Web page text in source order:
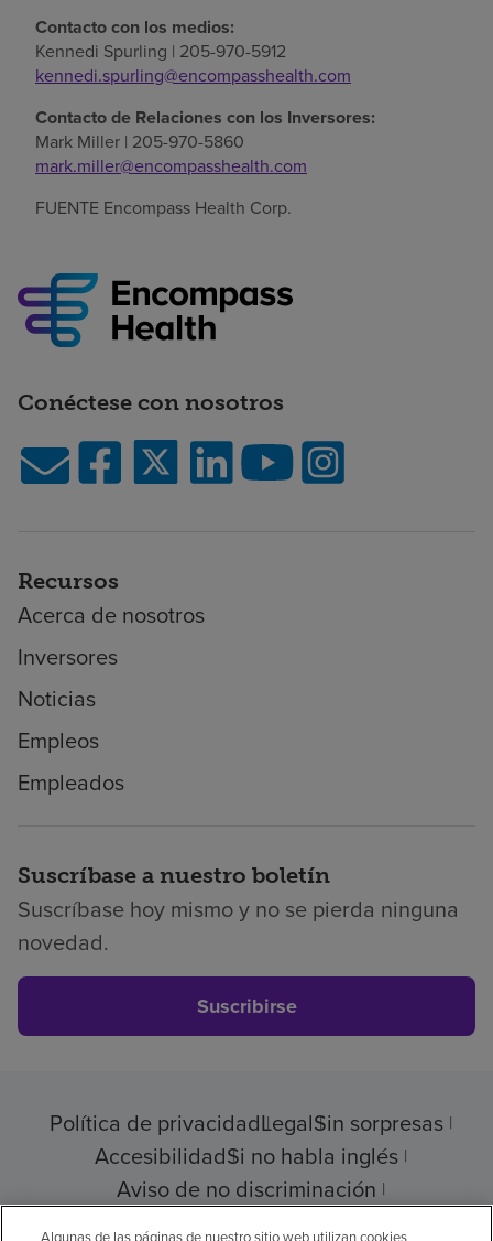
Contacto con los medios:
Kennedi Spurling | 205-970-5912
kennedi.spurling@encompasshealth.com
Contacto de Relaciones con los Inversores:
Mark Miller | 205-970-5860
mark.miller@encompasshealth.com
FUENTE Encompass Health Corp.
Conéctese con nosotros
Recursos
Acerca de nosotros
Inversores
Noticias
Empleos
Empleados
Suscríbase a nuestro boletín
Suscríbase hoy mismo y no se pierda ninguna
novedad.
Suscribirse
Política de privacidadLegalSin sorpresas
AccesibilidadSi no habla inglés
Aviso de no discriminación
Cumplimiento de los proveedores